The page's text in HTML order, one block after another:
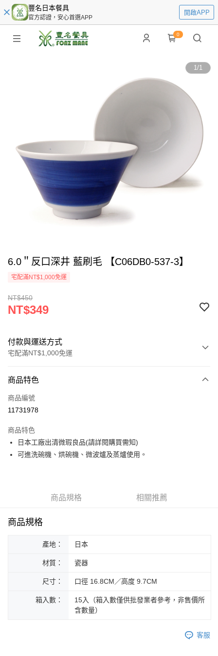
豐名日本餐具
官方認證，安心首選APP
開啟APP
0
1/1
6.0＂反口深井 藍刷毛 【C06DB0-537-3】
宅配滿NT$1,000免運
NT$450
NT$349
付款與運送方式
宅配滿NT$1,000免運
信用卡一次付款
LINE Pay
運送方式
商品特色
商品編號
11731978
商品特色
日本工廠出清微瑕良品(請詳閱購買需知)
可進洗碗機、烘碗機、微波爐及蒸爐使用。
商品規格 相關推薦
商品規格
產地： 日本
材質： 瓷器
尺寸： 口徑 16.8CM／高度 9.7CM
箱入數：
15入（箱入數僅供批發業者參考，非售價所
含數量）
客服